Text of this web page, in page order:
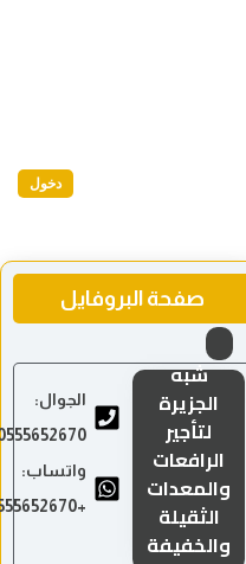
دخول
صفحة البروفايل
شبه
الجزيرة
لتأجير
الرافعات
والمعدات
الثقيلة
والخفيفة
الجوال:
0555652670
واتساب:
+966555652670